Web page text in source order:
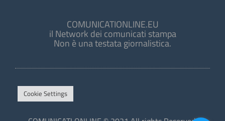
COMUNICATIONLINE.EU
il Network dei comunicati stampa
Non è una testata giornalistica.
Cookie Settings